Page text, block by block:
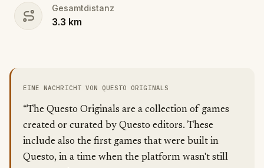
Gesamtdistanz
3.3 km
EINE NACHRICHT VON QUESTO ORIGINALS
“The Questo Originals are a collection of games
created or curated by Questo editors. These
include also the first games that were built in
Questo, in a time when the platform wasn't still